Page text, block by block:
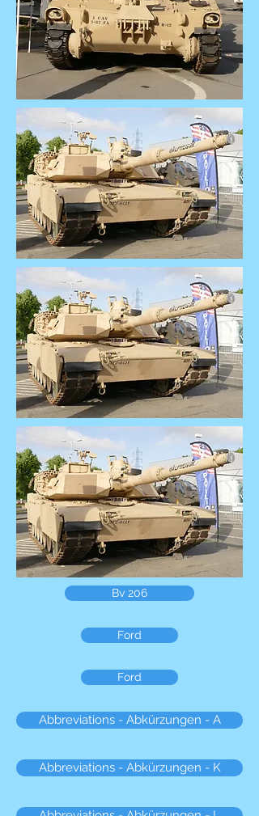
Bv 206
Ford
Ford
Abbreviations - Abkürzungen - A
Abbreviations - Abkürzungen - K